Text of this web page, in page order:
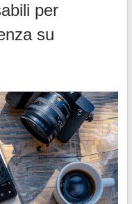
per
su